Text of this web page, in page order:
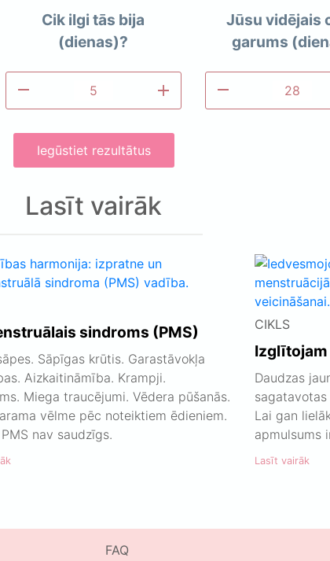
Cik ilgi tās bija
(dienas)?
Jūsu vidējais
garums
remove add remove
Iegūstiet rezultātus
Lasīt vairāk
sindroms (PMS)
Sāpīgas krūtis. Garastāvokļa
Aizkaitināmība. Krampji.
Miega traucējumi. Vēdera pūšanās.
vēlme pēc noteiktiem ēdieniem.
nav saudzīgs.
CIKLS
Daudzas
Lai gan
apmulsums
Lasīt vairāk
FAQ